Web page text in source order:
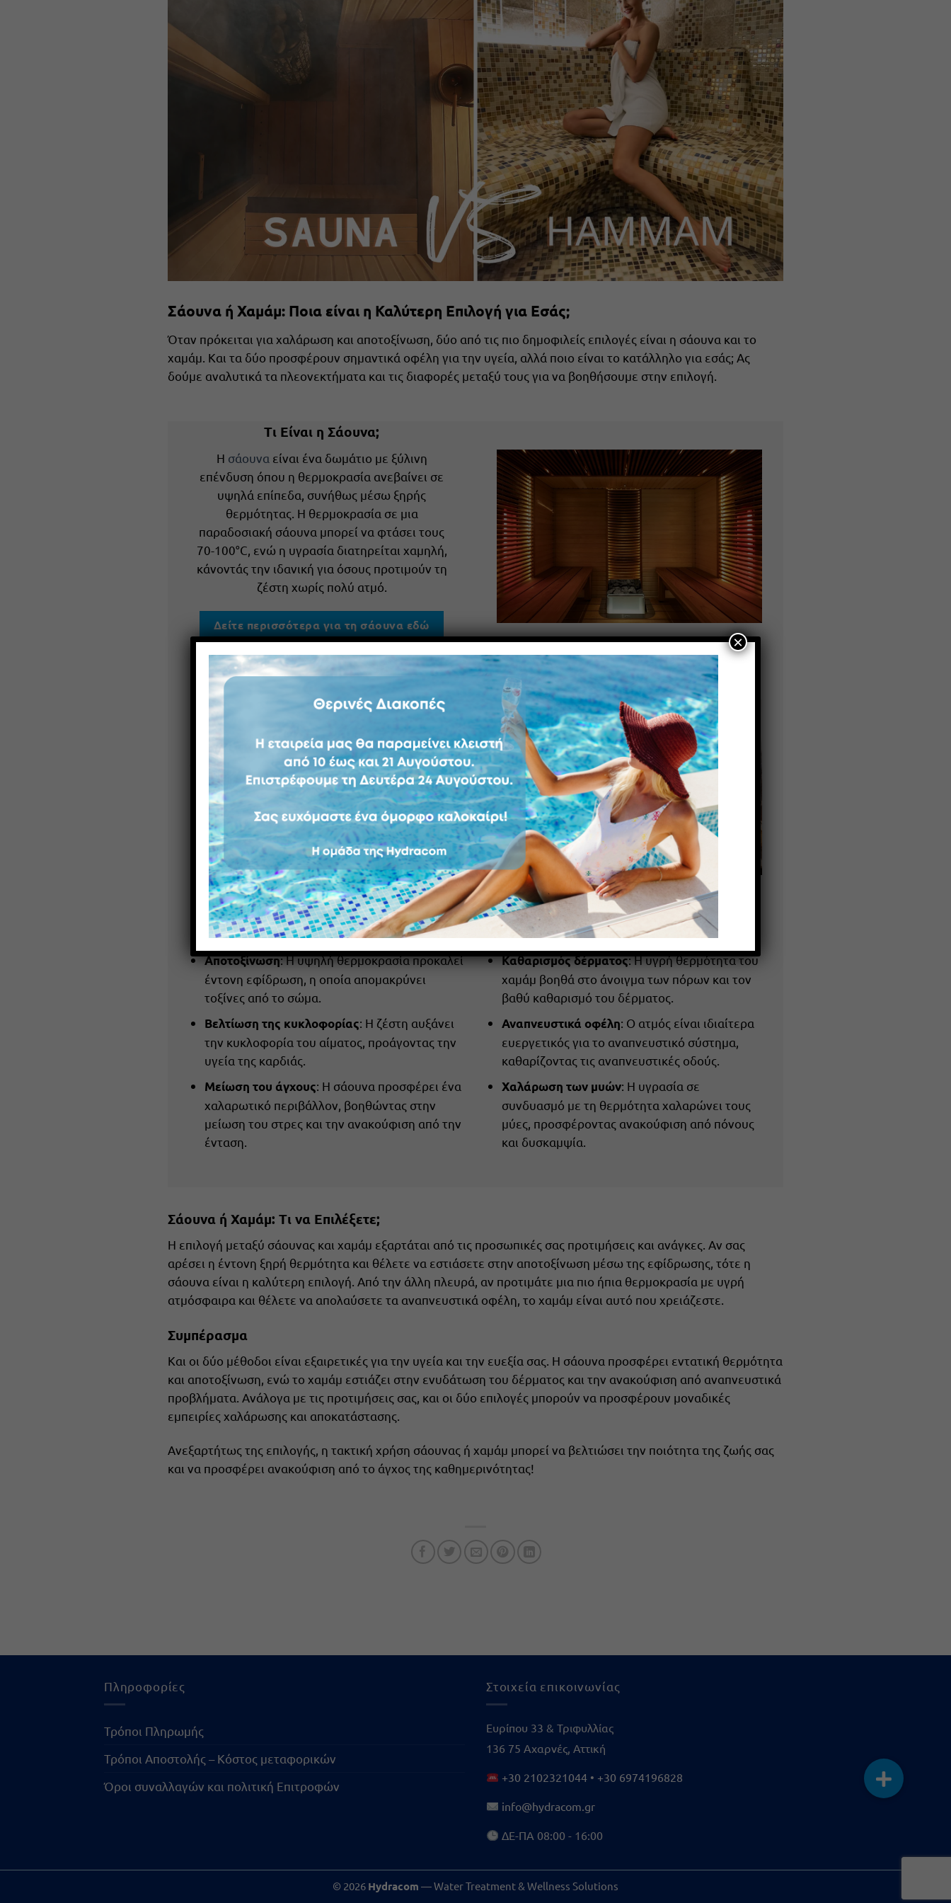
Σάουνα ή Χαμάμ: Ποια είναι η Καλύτερη Επιλογή για Εσάς;
Όταν πρόκειται για χαλάρωση και αποτοξίνωση, δύο από τις πιο δημοφιλείς επιλογές είναι η σάουνα και το
χαμάμ. Και τα δύο προσφέρουν σημαντικά οφέλη για την υγεία, αλλά ποιο είναι το κατάλληλο για εσάς; Ας
δούμε αναλυτικά τα πλεονεκτήματα και τις διαφορές μεταξύ τους για να βοηθήσουμε στην επιλογή.
Τι Είναι η Σάουνα;
Η σάουνα είναι ένα δωμάτιο με ξύλινη
επένδυση όπου η θερμοκρασία ανεβαίνει σε
υψηλά επίπεδα, συνήθως μέσω ξηρής
θερμότητας. Η θερμοκρασία σε μια
παραδοσιακή σάουνα μπορεί να φτάσει τους
70-100°C, ενώ η υγρασία διατηρείται χαμηλή,
κάνοντάς την ιδανική για όσους προτιμούν τη
ζέστη χωρίς πολύ ατμό.
Δείτε περισσότερα για τη σάουνα εδώ
Τι Είναι το Χαμάμ;
Τοχαμάμ
, ή αλλιώς τουρκικό λουτρό, είναι
γνωστό για τη ζεστή και υγρή ατμόσφαιρά του.
Η θερμοκρασία είναι συνήθως χαμηλότερη από
αυτή της σάουνας, κυμαινόμενη γύρω στους 40-
50°C, ενώ η υγρασία φτάνει το 100%. Το χαμάμ
συνδυάζει την ζεστή υγρασία με διαδικασίες
καθαρισμού του σώματος, όπως απολέπιση και
μασάζ.
Δείτε περισσότερα για τo hammam εδώ
Οφέλη της Σάουνας
Αποτοξίνωση: Η υψηλή θερμοκρασία προκαλεί
έντονη εφίδρωση, η οποία απομακρύνει
τοξίνες από το σώμα.
Βελτίωση της κυκλοφορίας: Η ζέστη αυξάνει
την κυκλοφορία του αίματος, προάγοντας την
υγεία της καρδιάς.
Μείωση του άγχους: Η σάουνα προσφέρει ένα
χαλαρωτικό περιβάλλον, βοηθώντας στην
μείωση του στρες και την ανακούφιση από την
ένταση.
Οφέλη του Χαμάμ
Καθαρισμός δέρματος: Η υγρή θερμότητα του
χαμάμ βοηθά στο άνοιγμα των πόρων και τον
βαθύ καθαρισμό του δέρματος.
Αναπνευστικά οφέλη: Ο ατμός είναι ιδιαίτερα
ευεργετικός για το αναπνευστικό σύστημα,
καθαρίζοντας τις αναπνευστικές οδούς.
Χαλάρωση των μυών: Η υγρασία σε
συνδυασμό με τη θερμότητα χαλαρώνει τους
μύες, προσφέροντας ανακούφιση από πόνους
και δυσκαμψία.
Σάουνα ή Χαμάμ: Τι να Επιλέξετε;
Η επιλογή μεταξύ σάουνας και χαμάμ εξαρτάται από τις προσωπικές σας προτιμήσεις και ανάγκες. Αν σας
αρέσει η έντονη ξηρή θερμότητα και θέλετε να εστιάσετε στην αποτοξίνωση μέσω της εφίδρωσης, τότε η
σάουνα είναι η καλύτερη επιλογή. Από την άλλη πλευρά, αν προτιμάτε μια πιο ήπια θερμοκρασία με υγρή
ατμόσφαιρα και θέλετε να απολαύσετε τα αναπνευστικά οφέλη, το χαμάμ είναι αυτό που χρειάζεστε.
Συμπέρασμα
Και οι δύο μέθοδοι είναι εξαιρετικές για την υγεία και την ευεξία σας. Η σάουνα προσφέρει εντατική θερμότητα
και αποτοξίνωση, ενώ το χαμάμ εστιάζει στην ενυδάτωση του δέρματος και την ανακούφιση από αναπνευστικά
προβλήματα. Ανάλογα με τις προτιμήσεις σας, και οι δύο επιλογές μπορούν να προσφέρουν μοναδικές
εμπειρίες χαλάρωσης και αποκατάστασης.
Ανεξαρτήτως της επιλογής, η τακτική χρήση σάουνας ή χαμάμ μπορεί να βελτιώσει την ποιότητα της ζωής σας
και να προσφέρει ανακούφιση από το άγχος της καθημερινότητας!
Πληροφορίες
Τρόποι Πληρωμής
Τρόποι Αποστολής – Κόστος μεταφορικών
Όροι συναλλαγών και πολιτική Επιτροφών
Στοιχεία επικοινωνίας
Ευρίπου 33 & Τριφυλλίας
136 75 Αχαρνές, Αττική
+30 2102321044• +30 6974196828
info@hydracom.gr
ΔΕ-ΠΑ 08:00 - 16:00
© 2026 Hydracom — Water Treatment & Wellness Solutions
×